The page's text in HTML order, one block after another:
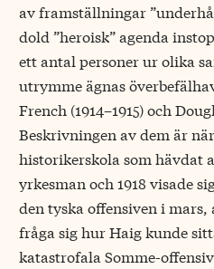
av framställningar
dold ”heroisk” agenda
ett antal personer ur olika
utrymme ägnas
French (1914–1915) och
Beskrivningen av dem är
historikerskola som hävdat
yrkesman och 1918 visade
den tyska offensiven i mars,
fråga sig hur Haig kunde
katastrofala Somme-